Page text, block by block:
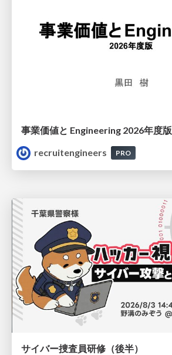
事業価値と Engineering 2026年度版
recruitengineers
PRO
サイバー捜査員研修（後半）